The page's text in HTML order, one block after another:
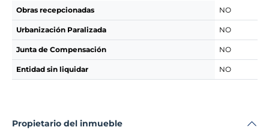
Obras recepcionadas NO
Urbanización Paralizada NO
Junta de Compensación NO
Entidad sin liquidar NO
Propietario del inmueble